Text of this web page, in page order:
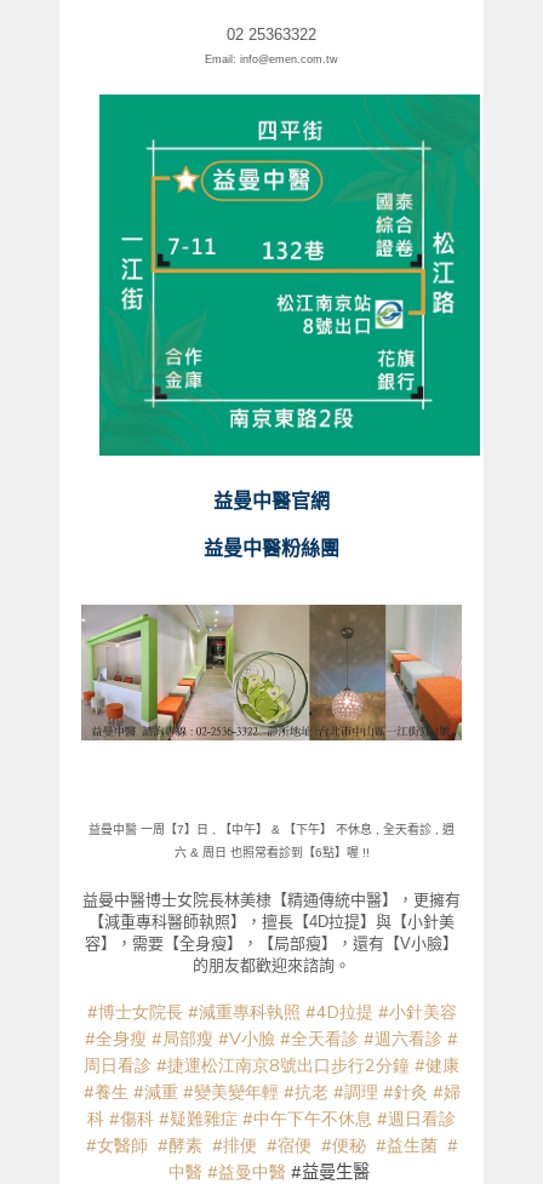
02 25363322
Email: info@emen.com.tw
益曼中醫官網
益曼中醫粉絲團
益曼中醫 一周【7】日 【中午】 & 【下午】 不休息 全天看診
週
六& 周日 也照常看診到【6點】喔!!
益曼中醫博士女院長林美棣【精通傳統中醫】，更擁有
【減重專科醫師執照】，擅長【4D拉提】與【小針美
容】，需要【全身瘦】，【局部瘦】，還有【V小臉】
的朋友都歡迎來諮詢。
#博士女院長 #減重專科執照 #4D拉提 #小針美容
#全身瘦 #局部瘦 #V小臉 #全天看診 #週六看診 #
周日看診 #捷運松江南京8號出口步行2分鐘 #健康
#養生 #減重 #變美變年輕 #抗老 #調理 #針灸 #婦
科 #傷科 #疑難雜症 #中午下午不休息 #週日看診
#女醫師 #酵素 #排便 #宿便 #便秘 #益生菌 #
中醫 #益曼中醫 #益曼生醫